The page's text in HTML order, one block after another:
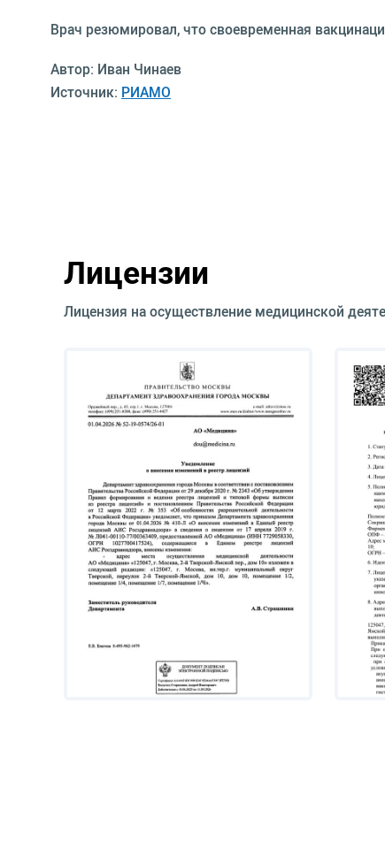
Врач резюмировал, что своевременная
Автор: Иван Чинаев
Источник: РИАМО
Лицензии
Лицензия на осуществление медицинской